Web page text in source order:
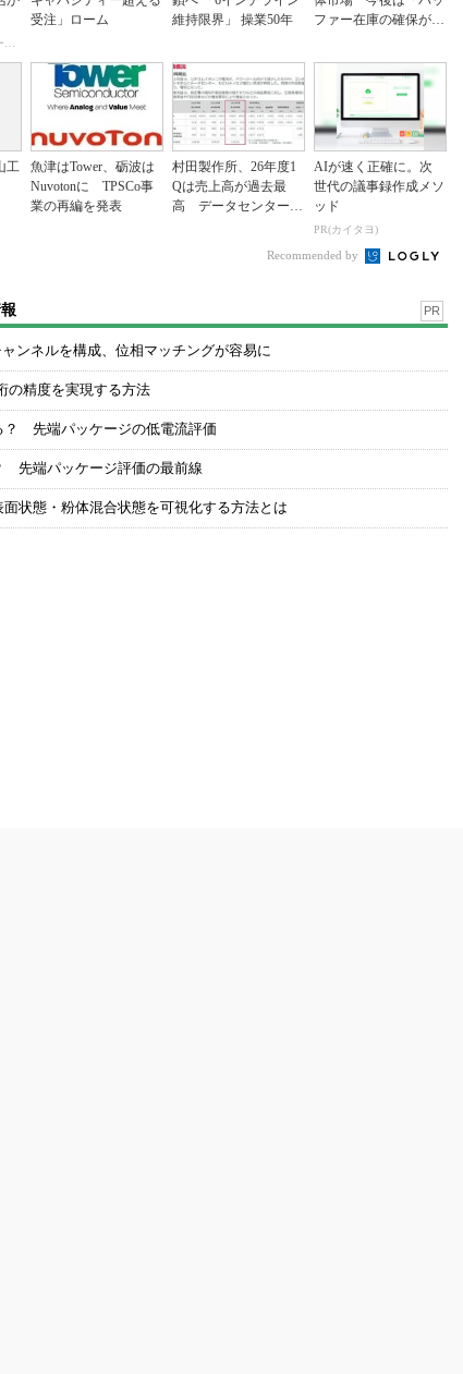
PR(株式会社アルファーテクノ)
受注」ローム
維持限界」 操業50年
ファー在庫の確保が重
工
魚津はTower、砺波は
Nuvotonに TPSCo事
業の再編を発表
村田製作所、26年度1
Qは売上高が過去最
高 データセンター関
AIが速く正確に。次
世代の議事録作成メソ
ッド
PR(カイタヨ)
Recommended by
PR
ンネルを構成、位相マッチングが容易に
の精度を実現する方法
？ 先端パッケージの低電流評価
先端パッケージ評価の最前線
状態・粉体混合状態を可視化する方法とは